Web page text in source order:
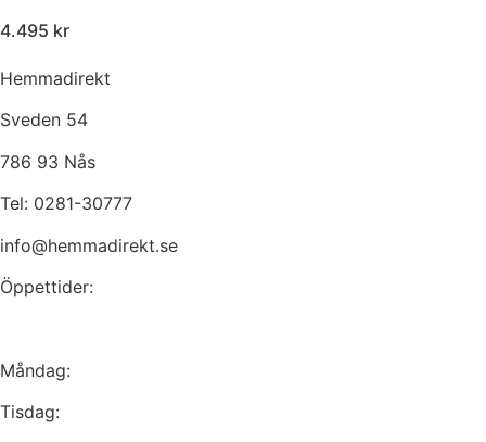
4.495 kr
Hemmadirekt
Sveden 54
786 93 Nås
Tel: 0281-30777
info@hemmadirekt.se
Öppettider:
Måndag:
Tisdag: